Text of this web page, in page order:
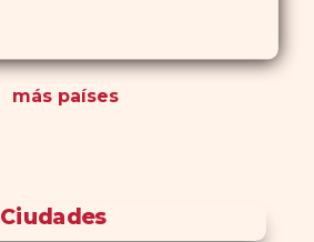
más países
Ciudades